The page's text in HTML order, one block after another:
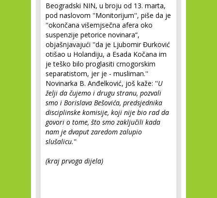
Beogradski NIN, u broju od 13. marta,
pod naslovom ''Monitorijum'', piše da je
''okončana višemjsečna afera oko
suspenzije petorice novinara“,
objašnjavajući ''da je Ljubomir Đurković
otišao u Holandiju, a Esada Kočana im
je teško bilo proglasiti crnogorskim
separatistom, jer je - musliman.''
Novinarka B. Anđelković, još kaže: ''U
želji da čujemo i drugu stranu, pozvali
smo i Borislava Bešovića, predsjednika
disciplinske komisije, koji nije bio rad da
govori o tome, što smo zaključili kada
nam je dvaput zaredom zalupio
slušalicu.''
(kraj prvoga dijela)